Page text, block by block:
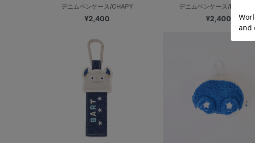
デニムペンケース/CHAPY
¥2,400
デニムペンケース/DB.キララ
¥2,400